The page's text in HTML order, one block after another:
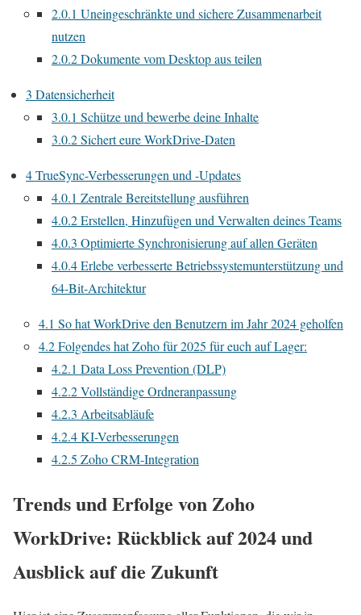
2.0.1 Uneingeschränkte und sichere Zusammenarbeit
nutzen
2.0.2Dokumente vom Desktop aus teilen
3 Datensicherheit
3.0.1 Schütze und bewerbe deine Inhalte
3.0.2Sichert eure WorkDrive-Daten
4TrueSync-Verbesserungen und -Updates
4.0.1 Zentrale Bereitstellung ausführen
4.0.2Erstellen, Hinzufügen und Verwalten deines Teams
4.0.3 Optimierte Synchronisierung auf allen Geräten
4.0.4Erlebe verbesserte Betriebssystemunterstützung und
64-Bit-Architektur
4.1 So hat WorkDrive den Benutzern im Jahr 2024 geholfen
4.2Folgendes hat Zoho für 2025 für euch auf Lager:
4.2.1 Data Loss Prevention (DLP)
4.2.2Vollständige Ordneranpassung
4.2.3 Arbeitsabläufe
4.2.4KI-Verbesserungen
4.2.5 Zoho CRM-Integration
Trends und Erfolge von Zoho
WorkDrive: Rückblick auf 2024 und
Ausblick auf die Zukunft